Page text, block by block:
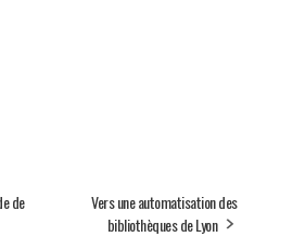
de
Vers une automatisation des
bibliothèques de Lyon